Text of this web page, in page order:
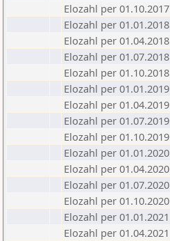
Elozahl per 01.10.2017
Elozahl per 01.01.2018
Elozahl per 01.04.2018
Elozahl per 01.07.2018
Elozahl per 01.10.2018
Elozahl per 01.01.2019
Elozahl per 01.04.2019
Elozahl per 01.07.2019
Elozahl per 01.10.2019
Elozahl per 01.01.2020
Elozahl per 01.04.2020
Elozahl per 01.07.2020
Elozahl per 01.10.2020
Elozahl per 01.01.2021
Elozahl per 01.04.2021